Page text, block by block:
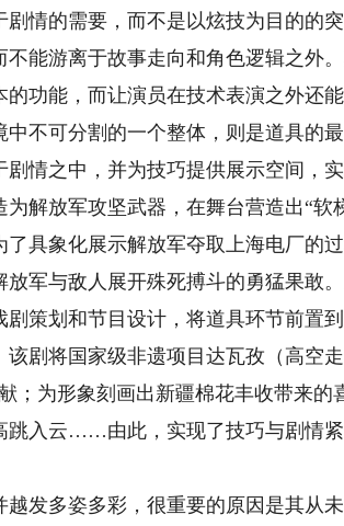
情的需要，而不是以炫技为目的的
能游离于故事走向和角色逻辑之外
功能，而让演员在技术表演之外还
不可分割的一个整体，则是道具的最
之中，并为技巧提供展示空间，实
解放军攻坚武器，在舞台营造出“软
具象化展示解放军夺取上海电厂的
军与敌人展开殊死搏斗的勇猛果敢
策划和节目设计，将道具环节前置
剧将国家级非遗项目达瓦孜（高空
；为形象刻画出新疆棉花丰收带来的
跳入云……由此，实现了技巧与剧情
发多姿多彩，很重要的原因是其从